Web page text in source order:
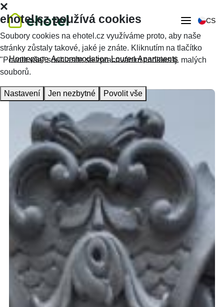
CS
Homepage Accommodation Louren Apartments
ehotel.cz používá cookies
Soubory cookies na ehotel.cz využíváme proto, aby naše
stránky zůstaly takové, jaké je znáte. Kliknutím na tlačítko
"Povolit vše" souhlasíte se zpracováním cookies tj. malých
souborů.
Nastavení Jen nezbytné Povolit vše